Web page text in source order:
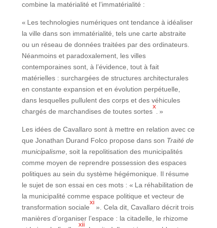
combine la matérialité et l’immatérialité :
« Les technologies numériques ont tendance à idéaliser
la ville dans son immatérialité, tels une carte abstraite
ou un réseau de données traitées par des ordinateurs.
Néanmoins et paradoxalement, les villes
contemporaines sont, à l’évidence, tout à fait
matérielles : surchargées de structures architecturales
en constante expansion et en évolution perpétuelle,
dans lesquelles pullulent des corps et des véhicules
chargés de marchandises de toutes sortes
x
. »
Les idées de Cavallaro sont à mettre en relation avec ce
que Jonathan Durand Folco propose dans son Traité de
municipalisme, soit la repolitisation des municipalités
comme moyen de reprendre possession des espaces
politiques au sein du système hégémonique. Il résume
le sujet de son essai en ces mots : « La réhabilitation de
la municipalité comme espace politique et vecteur de
transformation sociale
xi
». Cela dit, Cavallaro décrit trois
manières d’organiser l’espace : la citadelle, le rhizome
xii